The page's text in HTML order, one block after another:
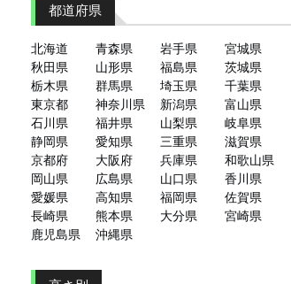
都道府県
北海道 青森県 岩手県
宮城県
秋田県
山形県 福島県
茨城県
栃木県
群馬県 埼玉県
千葉県
東京都
神奈川県 新潟県
富山県
石川県
福井県 山梨県
岐阜県
静岡県
愛知県 三重県
滋賀県
京都府
大阪府 兵庫県
和歌山県
岡山県
広島県 山口県
香川県
愛媛県
高知県 福岡県
佐賀県
長崎県
熊本県 大分県
宮崎県
鹿児島県
沖縄県